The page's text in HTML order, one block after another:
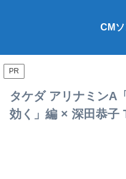
CM
PR
タケダ アリナミンA
効く」編 × 深田恭子